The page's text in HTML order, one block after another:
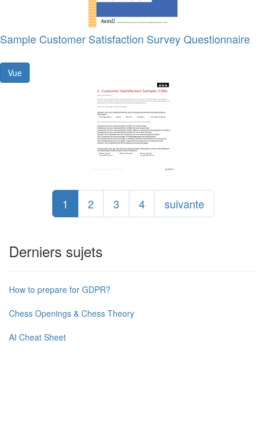
Sample Customer Satisfaction Survey Questionnaire
Vue
1 2 3 4 suivante
Derniers sujets
How to prepare for GDPR?
Chess Openings & Chess Theory
AI Cheat Sheet